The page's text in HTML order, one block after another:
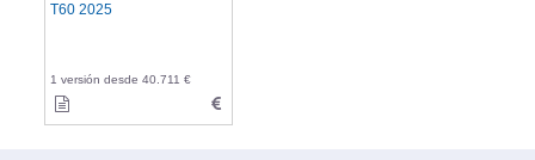
T60 2025
1 versión desde 40.711 €